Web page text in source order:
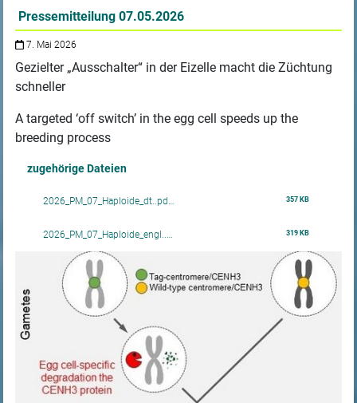
Pressemitteilung 07.05.2026
7. Mai 2026
Gezielter „Ausschalter“ in der Eizelle macht die Züchtung
schneller
A targeted ‘off switch’ in the egg cell speeds up the
breeding process
zugehörige Dateien
2026_PM_07_Haploide_dt..pd… 357 KB
2026_PM_07_Haploide_engl..… 319 KB